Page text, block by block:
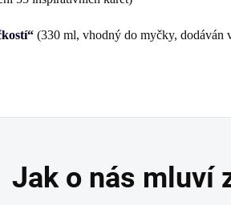
(330 ml, vhodný do myčky, dodáván